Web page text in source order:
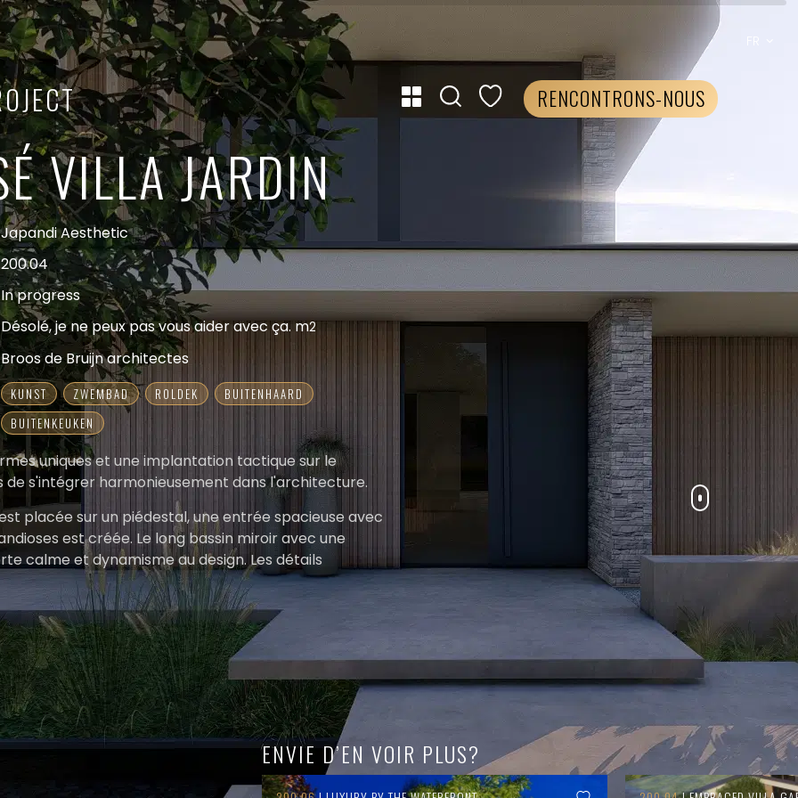
RENCONTRONS-NOUS
VILLA JARDIN
Japandi Aesthetic
200.04
In progress
Désolé, je ne peux pas vous aider avec ça. m2
Broos de Bruijn architectes
KUNST ZWEMBAD ROLDEK
BUITENHAARD
BUITENKEUKEN
uniques et une implantation tactique sur le
s'intégrer harmonieusement dans l'architecture.
placée sur un piédestal, une entrée spacieuse avec
est créée. Le long bassin miroir avec une
calme et dynamisme au design. Les détails
une connexion avec la maison et ajoutent une
oasis est créé. La vie privée est assurée par des
manière stratégique avec les nuages de haies
de la propriété, offrant un sentiment de
de manière naturelle.
du jardin et offre une manière unique de clôturer
fait d'une terrasse, sous laquelle se révèle un coin
automatique. Dans le patio de la maison, les arbres
ENVIE D’EN VOIR PLUS?